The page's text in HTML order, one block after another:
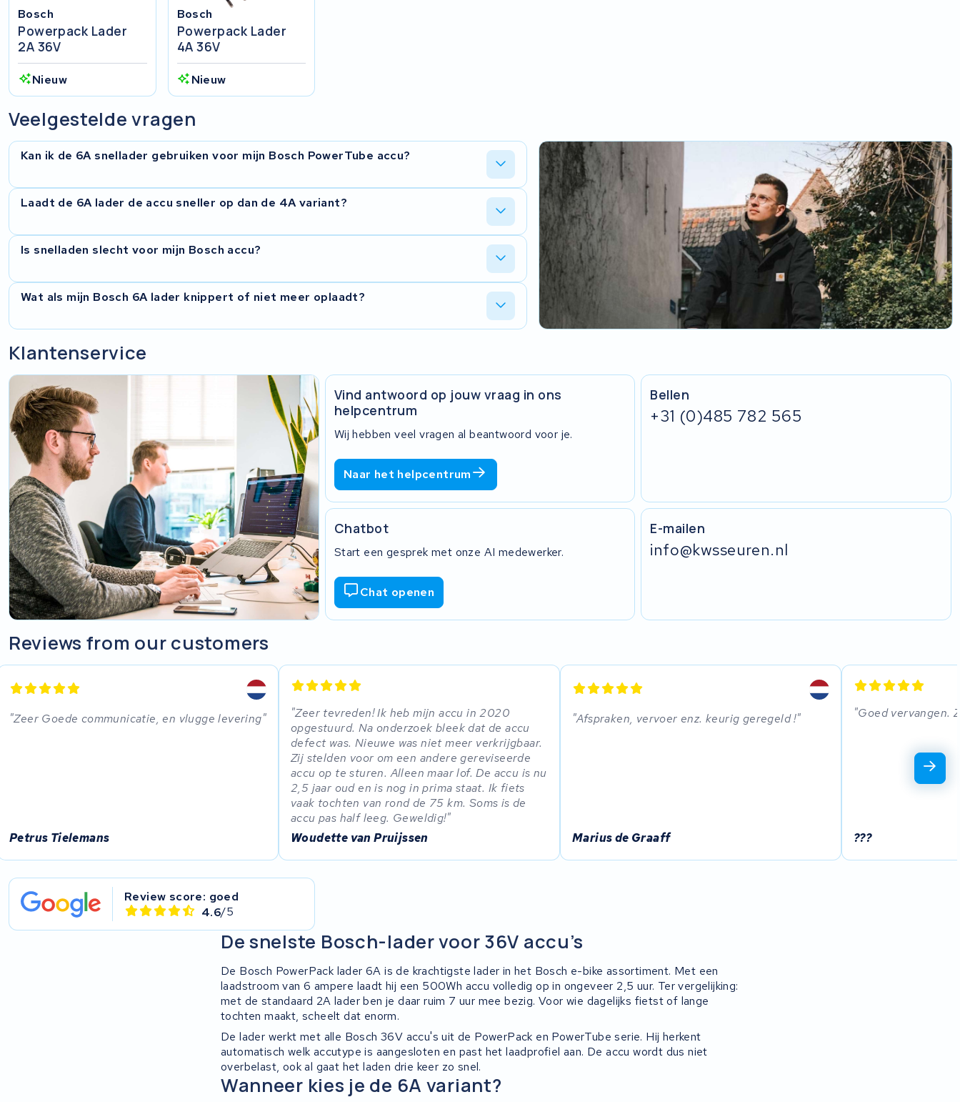
Bosch
Powerpack Lader
2A 36V
Nieuw
Bosch
Powerpack Lader
4A 36V
Nieuw
Veelgestelde vragen
Kan ik de 6A snellader gebruiken voor mijn Bosch PowerTube accu?
Ja. De Bosch 6A lader is compatibel met alle Bosch 36V accu's, dus zowel de PowerPack
(bagagedrager en frame) als de PowerTube (horizontaal en verticaal). De lader detecteert zelf
welk accutype is aangesloten en past het laadprofiel automatisch aan.
Laadt de 6A lader de accu sneller op dan de 4A variant?
Ja, merkbaar. Een 500Wh accu is met de 6A lader in ongeveer 2,5 uur vol. Met de 4A lader duurt
dat zo'n 3,7 uur, en met de 2A lader meer dan 7 uur. Het verschil zit in de hogere laadstroom: 6
ampere tegenover 4 of 2.
Is snelladen slecht voor mijn Bosch accu?
Nee. De Bosch 6A lader communiceert via het BMS (Battery Management System) met de accu.
De accu bepaalt zelf hoeveel stroom hij accepteert. Zodra de cellen bijna vol zijn, verlaagt de lader
automatisch de stroom. Je accu wordt dus niet overbelast, ook niet bij dagelijks snelladen.
Wat als mijn Bosch 6A lader knippert of niet meer oplaadt?
laadpoort, of een probleem met de temperatuursensor. Stuur de lader naar KWS Seuren. Wij testen
hem, stellen een diagnose en repareren of vervangen waar nodig. Je krijgt 2 jaar garantie op de
reparatie en retourverzending is gratis.
Klantenservice
Vind antwoord op jouw vraag in ons
helpcentrum
Wij hebben veel vragen al beantwoord voor je.
Naar het helpcentrum
Bellen
+31 (0)485 782 565
E-mailen
info@kwsseuren.nl
Chatbot
Start een gesprek met onze AI medewerker.
Chat openen
Reviews from our customers
Zeer Goede communicatie, en vlugge levering
Petrus Tielemans
Zeer tevreden! Ik heb mijn accu in 2020
opgestuurd. Na onderzoek bleek dat de accu
defect was. Nieuwe was niet meer verkrijgbaar.
Zij stelden voor om een andere gereviseerde
accu op te sturen. Alleen maar lof. De accu is nu
2,5 jaar oud en is nog in prima staat. Ik fiets
vaak tochten van rond de 75 km. Soms is de
accu pas half leeg. Geweldig!
Woudette van Pruijssen
Afspraken, vervoer enz. keurig geregeld !
Marius de Graaff
Goed vervangen.
???
Review score: goed
4.6/5
De snelste Bosch-lader voor 36V accu’s
De Bosch PowerPack lader 6A is de krachtigste lader in het Bosch e-bike assortiment. Met een
laadstroom van 6 ampere laadt hij een 500Wh accu volledig op in ongeveer 2,5 uur. Ter vergelijking:
met de standaard 2A lader ben je daar ruim 7 uur mee bezig. Voor wie dagelijks fietst of lange
tochten maakt, scheelt dat enorm.
De lader werkt met alle Bosch 36V accu's uit de PowerPack en PowerTube serie. Hij herkent
automatisch welk accutype is aangesloten en past het laadprofiel aan. De accu wordt dus niet
overbelast, ook al gaat het laden drie keer zo snel.
Wanneer kies je de 6A variant?